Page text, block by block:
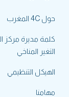
حول 4C المغرب
كلمة مديرة مركز
التغير المناخي
الهيكل التنظيمي
مهامنا